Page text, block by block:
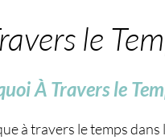
le
à travers le temps
À Travers le